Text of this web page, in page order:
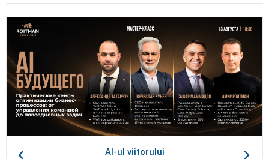
AI-ul viitorului